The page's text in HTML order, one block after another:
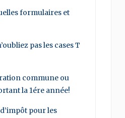
formulaires et
pas les cases T
commune ou
la 1ére année!
pour les